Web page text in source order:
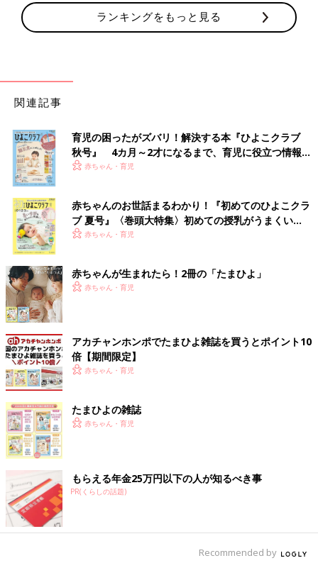
ランキングをもっと見る
関連記事
育児の困ったがズバリ！解決する本『ひよこクラブ
秋号』 4カ月～2才になるまで、育児に役立つ情報が
いっぱい！
赤ちゃん・育児
赤ちゃんのお世話まるわかり！『初めてのひよこクラ
ブ 夏号』〈巻頭大特集〉初めての授乳がうまくい
く！ おっぱい・ミルクの基本と夏のトラブル 解決テ
赤ちゃん・育児
赤ちゃんが生まれたら！2冊の「たまひよ」
赤ちゃん・育児
アカチャンホンポでたまひよ雑誌を買うとポイント10
倍【期間限定】
赤ちゃん・育児
たまひよの雑誌
赤ちゃん・育児
もらえる年金25万円以下の人が知るべき事
PR(くらしの話題)
Recommended by